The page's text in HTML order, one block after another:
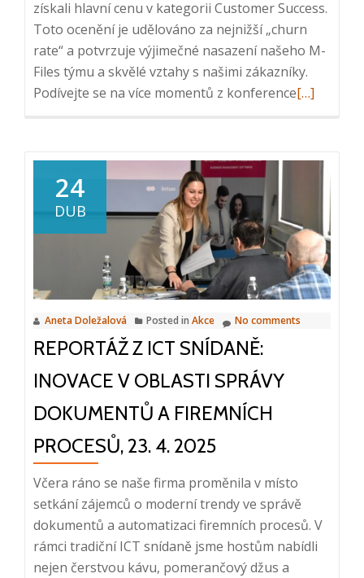
získali hlavní cenu v kategorii Customer Success.
Toto ocenění je udělováno za nejnižší „churn
rate“ a potvrzuje výjimečné nasazení našeho M-
Files týmu a skvělé vztahy s našimi zákazníky.
Podívejte se na více momentů z konferenceRead
IMPACT
Global
2025
v
Athénách
[…]
24
DUB
Aneta Doležalová Posted in Akce No comments
REPORTÁŽ Z ICT SNÍDANĚ:
INOVACE V OBLASTI SPRÁVY
DOKUMENTŮ A FIREMNÍCH
PROCESŮ, 23. 4. 2025
Včera ráno se naše firma proměnila v místo
setkání zájemců o moderní trendy ve správě
dokumentů a automatizaci firemních procesů. V
rámci tradiční ICT snídaně jsme hostům nabídli
nejen čerstvou kávu, pomerančový džus a